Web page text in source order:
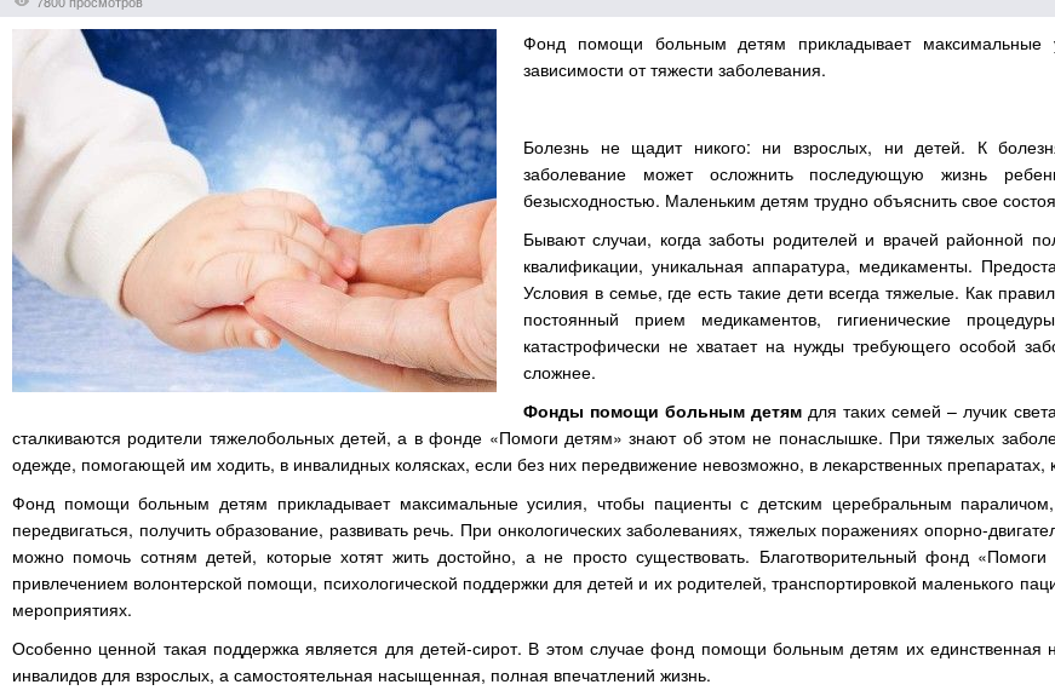
Фонд помощи больным детям прикладывает
зависимости от тяжести заболевания.
Болезнь не щадит никого: ни взрослых, ни детей. К
заболевание может осложнить последующую жизнь
безысходностью. Маленьким детям трудно объяснить свое
Бывают случаи, когда заботы родителей и врачей районной
квалификации, уникальная аппаратура, медикаменты.
Условия в семье, где есть такие дети всегда тяжелые. Как
постоянный прием медикаментов, гигиенические
катастрофически не хватает на нужды требующего особой
сложнее.
Фонды помощи больным детям для таких семей – лучик
сталкиваются родители тяжелобольных детей, а в фонде «Помоги детям» знают об этом не понаслышке. При тяжелых
одежде, помогающей им ходить, в инвалидных колясках, если без них передвижение невозможно, в лекарственных
Фонд помощи больным детям прикладывает максимальные усилия, чтобы пациенты с детским церебральным параличом,
передвигаться, получить образование, развивать речь. При онкологических заболеваниях, тяжелых поражениях опорно-
можно помочь сотням детей, которые хотят жить достойно, а не просто существовать. Благотворительный фонд
привлечением волонтерской помощи, психологической поддержки для детей и их родителей, транспортировкой маленького
мероприятиях.
Особенно ценной такая поддержка является для детей-сирот. В этом случае фонд помощи больным детям их
инвалидов для взрослых, а самостоятельная насыщенная, полная впечатлений жизнь.